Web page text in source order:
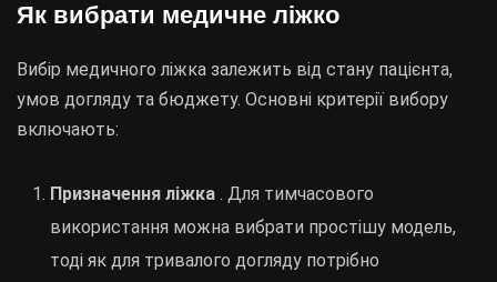
Як вибрати медичне ліжко
Вибір медичного ліжка залежить від стану пацієнта,
умов догляду та бюджету. Основні критерії вибору
включають:
Призначення ліжка . Для тимчасового
використання можна вибрати простішу модель,
тоді як для тривалого догляду потрібно